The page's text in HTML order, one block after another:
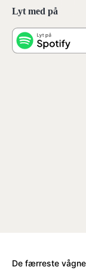
Lyt med på
De færreste